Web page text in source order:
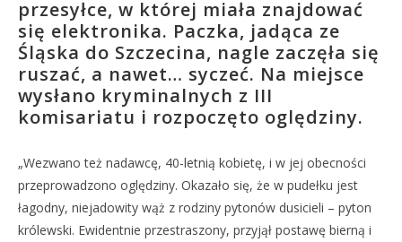
przesyłce, w której miała znajdować
się elektronika. Paczka, jadąca ze
Śląska do Szczecina, nagle zaczęła się
ruszać, a nawet… syczeć. Na miejsce
wysłano kryminalnych z III
komisariatu i rozpoczęto oględziny.
„Wezwano też nadawcę, 40-letnią kobietę, i w jej obecności
przeprowadzono oględziny. Okazało się, że w pudełku jest
łagodny, niejadowity wąż z rodziny pytonów dusicieli – pyton
królewski. Ewidentnie przestraszony, przyjął postawę bierną i